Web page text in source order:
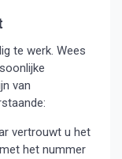
te werk. Wees
van
vertrouwt u het
het nummer